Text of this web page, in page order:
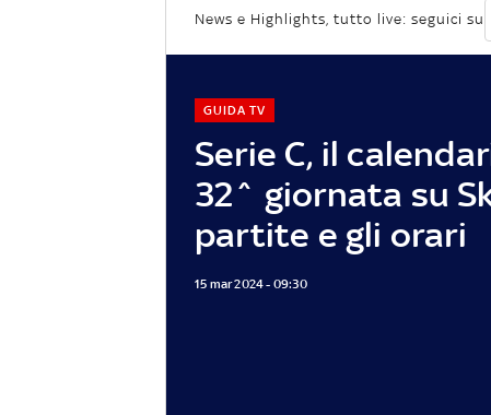
News e Highlights, tutto live: seguici su
Serie C, il
32^ giornata su
partite e gli orari
GUIDA TV
15 mar 2024 - 09:30